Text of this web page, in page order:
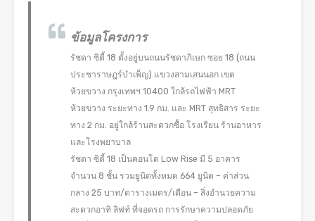
ข้อมูลโครงการ
รัชดา ซิตี้ 18 ตั้งอยู่บนถนนรัชดาภิเษก ซอย 18 (ถนน
ประชาราษฎร์บำเพ็ญ) แขวงสามเสนนอก เขต
ห้วยขวาง กรุงเทพฯ 10400 ใกล้รถไฟฟ้า MRT
ห้วยขวาง ระยะทาง 1.9 กม. และ MRT สุทธิสาร ระยะ
ทาง 2 กม. อยู่ใกล้ร้านสะดวกซื้อ โรงเรียน ร้านอาหาร
และโรงพยาบาล
รัชดา ซิตี้ 18 เป็นคอนโด Low Rise มี 5 อาคาร
จำนวน 8 ชั้น รวมยูนิตทั้งหมด 664 ยูนิต – ค่าส่วน
กลาง 25 บาท/ตารางเมตร/เดือน – สิ่งอำนวยความ
สะดวกอาทิ ลิฟท์ ที่จอดรถ การรักษาความปลอดภัย